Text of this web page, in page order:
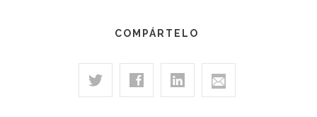
COMPÁRTELO